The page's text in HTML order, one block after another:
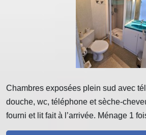
Chambres exposées plein sud avec
douche, wc, téléphone et sèche-
fourni et lit fait à l’arrivée. Ménage 1